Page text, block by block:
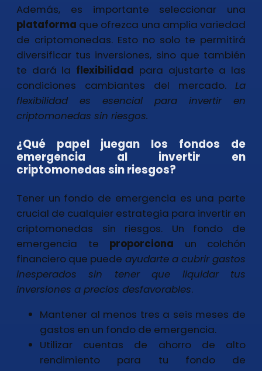
Además, es importante seleccionar una
plataforma que ofrezca una amplia variedad
de criptomonedas. Esto no solo te permitirá
diversificar tus inversiones, sino que también
te dará la flexibilidad para ajustarte a las
condiciones cambiantes del mercado. La
flexibilidad es esencial para invertir en
criptomonedas sin riesgos.
¿Qué papel juegan los fondos de
emergencia al invertir en
criptomonedas sin riesgos?
Tener un fondo de emergencia es una parte
crucial de cualquier estrategia para invertir en
criptomonedas sin riesgos. Un fondo de
emergencia te proporciona un colchón
financiero que puede ayudarte a cubrir gastos
inesperados sin tener que liquidar tus
inversiones a precios desfavorables.
Mantener al menos tres a seis meses de
gastos en un fondo de emergencia.
Utilizar cuentas de ahorro de alto
rendimiento para tu fondo de